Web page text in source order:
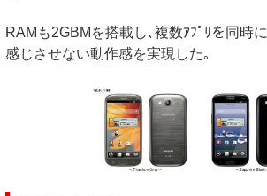
RAMも2GBMを搭載し､複数ｱﾌﾟﾘを同時
感じさせない動作感を実現した｡